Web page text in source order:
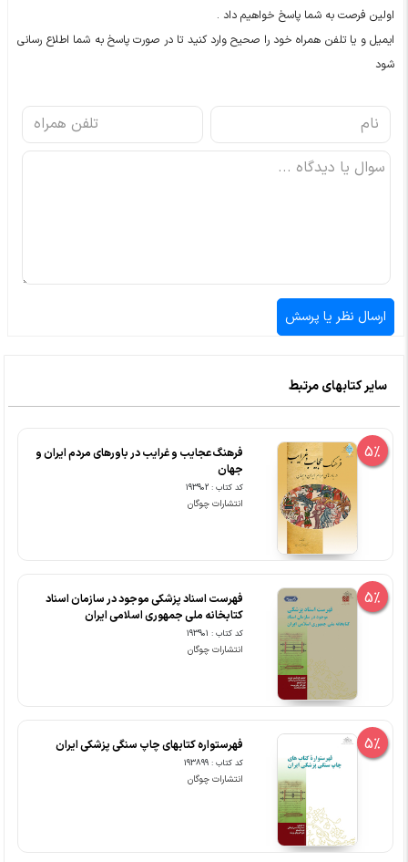
اولین فرصت به شما پاسخ خواهیم داد .
ایمیل و یا تلفن همراه خود را صحیح وارد کنید تا در صورت پاسخ به شما اطلاع رسانی
شود
سایر کتابهای مرتبط
5%
فرهنگ عجایب و غرایب در باورهای مردم ایران و
جهان
کد کتاب : 193902
انتشارات چوگان
5%
فهرست اسناد پزشکی موجود در سازمان اسناد
کتابخانه ملی جمهوری اسلامی ایران
کد کتاب : 193901
انتشارات چوگان
5% فهرستواره کتابهای چاپ سنگی پزشکی ایران
کد کتاب : 193899
انتشارات چوگان